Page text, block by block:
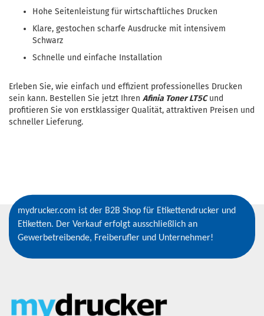
Hohe Seitenleistung für wirtschaftliches Drucken
Klare, gestochen scharfe Ausdrucke mit intensivem
Schwarz
Schnelle und einfache Installation
Erleben Sie, wie einfach und effizient professionelles Drucken
sein kann. Bestellen Sie jetzt Ihren Afinia Toner LT5Cund
profitieren Sie von erstklassiger Qualität, attraktiven Preisen und
schneller Lieferung.
mydrucker.com ist der B2B Shop für Etikettendrucker und
Etiketten. Der Verkauf erfolgt ausschließlich an
Gewerbetreibende, Freiberufler und Unternehmer!